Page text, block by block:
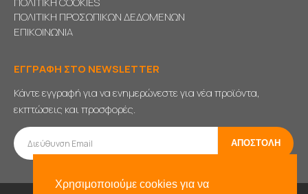
ΠΟΛΙΤΙΚΗ ΠΡΟΣΩΠΙΚΩΝ ΔΕΔΟΜΕΝΩΝ
ΕΠΙΚΟΙΝΩΝΙΑ
ΕΓΓΡΑΦΗ ΣΤΟ NEWSLETTER
Κάντε εγγραφή για να ενημερώνεστε για νέα προϊόντα,
εκπτώσεις και προσφορές.
Χρησιμοποιούμε cookies για να